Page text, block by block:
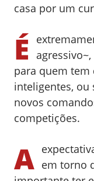
casa por um
É agressivo~,
para quem tem
inteligentes, ou
novos
competições.
A em torno